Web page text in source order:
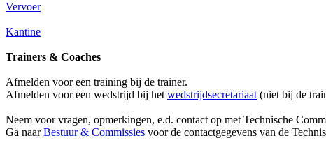
Vervoer
Kantine
Trainers & Coaches
Afmelden voor een training bij de trainer.
Afmelden voor een wedstrijd bij het wedstrijdsecretariaat (niet bij de
Neem voor vragen, opmerkingen, e.d. contact op met Technische
Ga naarBestuur & Commissies voor de contactgegevens van de